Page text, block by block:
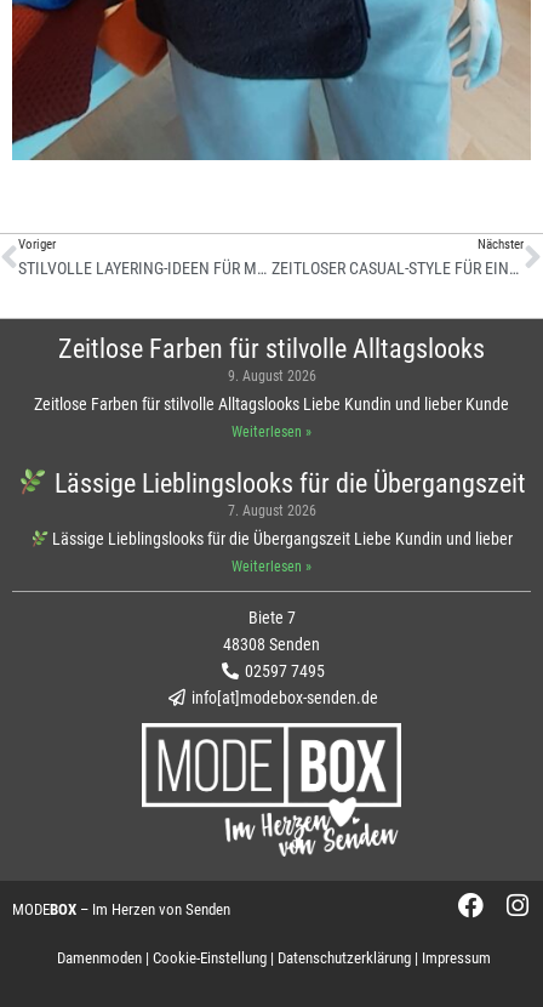
Voriger
STILVOLLE LAYERING-IDEEN FÜR MODERNE ALLTAGSLOOKS
Nächster
ZEITLOSER CASUAL-STYLE FÜR EINEN ENTSPANNTEN ALLTAG
Zeitlose Farben für stilvolle Alltagslooks
9. August 2026
Zeitlose Farben für stilvolle Alltagslooks Liebe Kundin und lieber Kunde
Weiterlesen »
Lässige Lieblingslooks für die Übergangszeit
7. August 2026
Lässige Lieblingslooks für die Übergangszeit Liebe Kundin und lieber
Weiterlesen »
Biete 7
48308 Senden
02597 7495
info[at]modebox-senden.de
MODEBOX – Im Herzen von Senden
Damenmoden| Cookie-Einstellung| Datenschutzerklärung| Impressum